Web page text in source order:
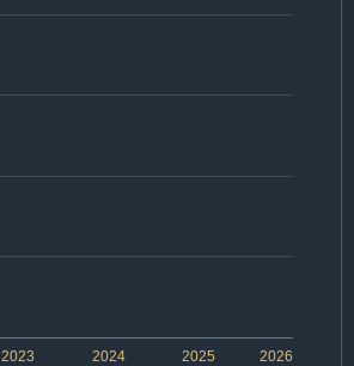
2024 2026
2023 2025